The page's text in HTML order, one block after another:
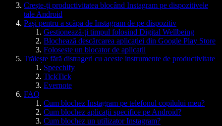
Crește-ți productivitatea blocând Instagram pe dispozitivele
tale Android
Pași pentru a scăpa de Instagram de pe dispozitiv
Gestionează-ți timpul folosind Digital Wellbeing
Blochează descărcarea aplicației din Google Play Store
Folosește un blocator de aplicații
Trăiește fără distrageri cu aceste instrumente de productivitate
Speechify
TickTick
Evernote
FAQ
Cum blochez Instagram pe telefonul copilului meu?
Cum blochez aplicații specifice pe Android?
Cum blochez un utilizator Instagram?